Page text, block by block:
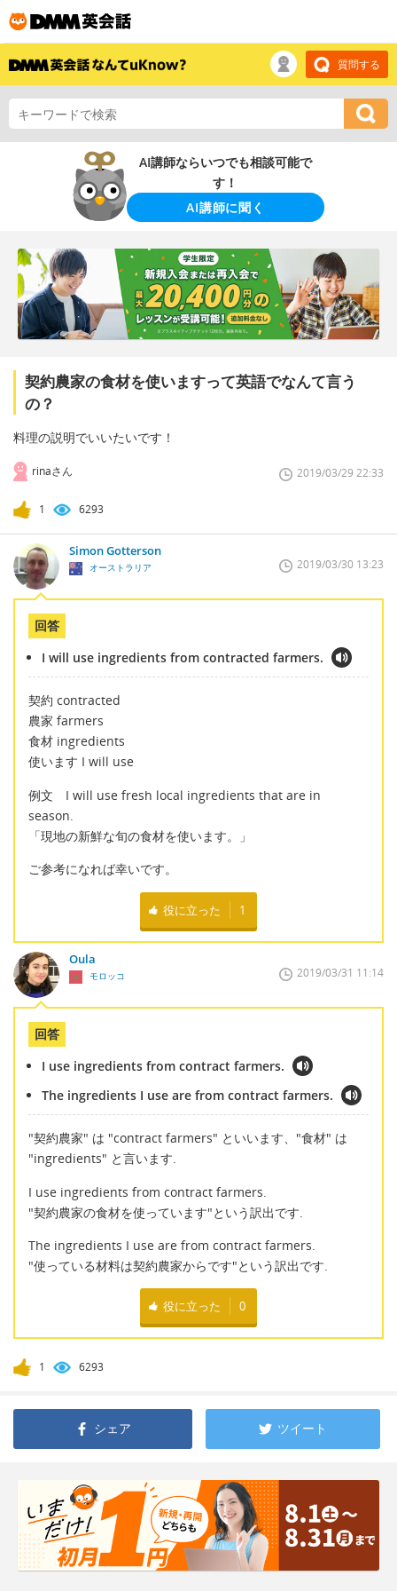
質問する
AI講師ならいつでも相談可能で
す！
AI講師に聞く
契約農家の食材を使いますって英語でなんて言う
の？
料理の説明でいいたいです！
rinaさん 2019/03/29 22:33
1 6293
Simon Gotterson
オーストラリア 2019/03/30 13:23
回答
I will use ingredients from contracted farmers.
契約 contracted
農家 farmers
食材 ingredients
使います I will use
例文 I will use fresh local ingredients that are in
season.
「現地の新鮮な旬の食材を使います。」
ご参考になれば幸いです。
役に立った 1
Oula
モロッコ 2019/03/31 11:14
回答
I use ingredients from contract farmers.
The ingredients I use are from contract farmers.
"契約農家" は "contract farmers" といいます、"食材" は
"ingredients" と言います.
I use ingredients from contract farmers.
"契約農家の食材を使っています"という訳出です.
The ingredients I use are from contract farmers.
"使っている材料は契約農家からです"という訳出です.
役に立った 0
1 6293
シェア ツイート